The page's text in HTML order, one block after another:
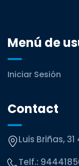
Menú de
Iniciar Sesión
Contact
Luis Briñas,
Telf.: